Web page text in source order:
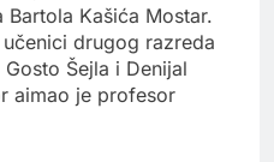
Bartola Kašića Mostar.
drugog razreda
Šejla i Denijal
aimao je profesor